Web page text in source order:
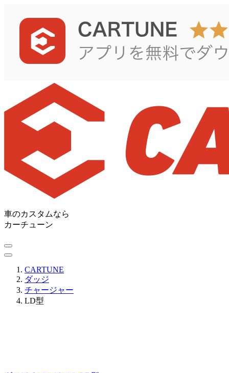
車のカスタムなら
カーチューン
CARTUNE
ダッジ
チャージャー
LD型